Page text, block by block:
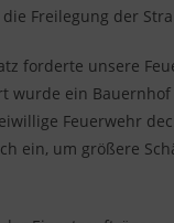
Freilegung der
forderte unsere
wurde ein
Feuerwehr
ein, um größere